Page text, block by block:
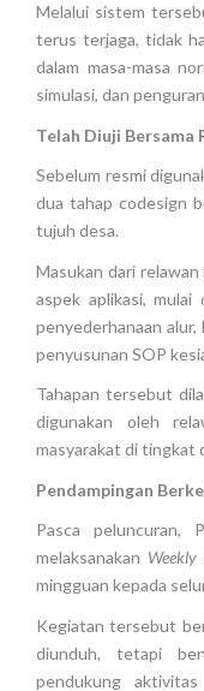
Melalui sistem
terus terjaga, tidak
dalam masa-masa
simulasi, dan
Telah Diuji Bersama
Sebelum resmi
dua tahap codesign
tujuh desa.
Masukan dari
aspek aplikasi, mulai
penyederhanaan
penyusunan SOP
Tahapan tersebut
digunakan oleh
masyarakat di tingkat
Pendampingan
Pasca peluncuran,
melaksanakan Weekly
mingguan kepada
Kegiatan tersebut
diunduh, tetapi
pendukung